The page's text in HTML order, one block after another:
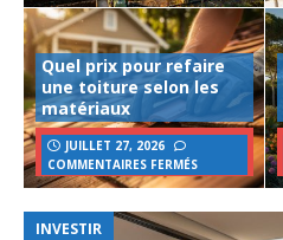
Quel prix pour refaire
une toiture selon les
matériaux
JUILLET 27, 2026
COMMENTAIRES FERMÉS
INVESTIR